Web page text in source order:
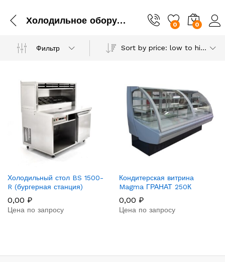
Холодильное оборудование 0 0
Фильтр Sort by price: low to high
Холодильный стол BS 1500-
R (бургерная станция)
0,00 ₽
Цена по запросу
Кондитерская витрина
Magma ГРАНАТ 250К
0,00 ₽
Цена по запросу